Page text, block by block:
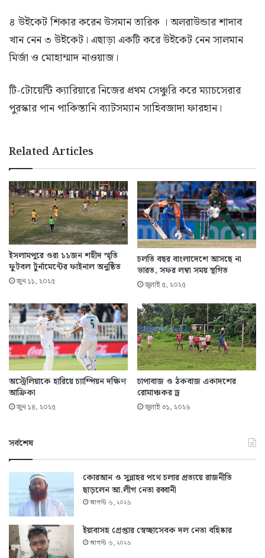
৪ উইকেট শিকার করেন উসমান তারিক । অলরাউন্ডার শাদাব
খান নেন ৩ উইকেট। এছাড়া একটি করে উইকেট নেন সালমান
মির্জা ও মোহাম্মাদ নাওয়াজ।
টি-টোয়েন্টি ক্যারিয়ারে নিজের প্রথম সেঞ্চুরি করে ম্যাচসেরার
পুরস্কার পান পাকিস্তানি ব্যাটসম্যান সাহিবজাদা ফারহান।
Related Articles
ইসলামপুরে ওরা ১১জন শহীদ স্মৃতি
ফুটবল টুর্নামেন্টের ফাইনাল অনুষ্ঠিত
জুন ১১, ২০২৫
চলতি বছর বাংলাদেশে আসছে না
ভারত, সফর লম্বা সময় স্থগিত
জুলাই ৫, ২০২৫
অস্ট্রেলিয়াকে হারিয়ে চ্যাম্পিয়ন দক্ষিণ
আফ্রিকা
জুন ১৪, ২০২৫
চাপাবাজ ও ঠকবাজ একাদশের
রোমাঞ্চকর ড্র
জুলাই ৩১, ২০২৬
সর্বশেষ
কোরআন ও সুন্নাহর পথে চলার প্রত্যয়ে রাজনীতি
ছাড়লেন আ.লীগ নেতা রব্বানী
আগস্ট ৬, ২০২৬
ইয়াবাসহ গ্রেপ্তার স্বেচ্ছাসেবক দল নেতা বহিষ্কার
আগস্ট ৬, ২০২৬